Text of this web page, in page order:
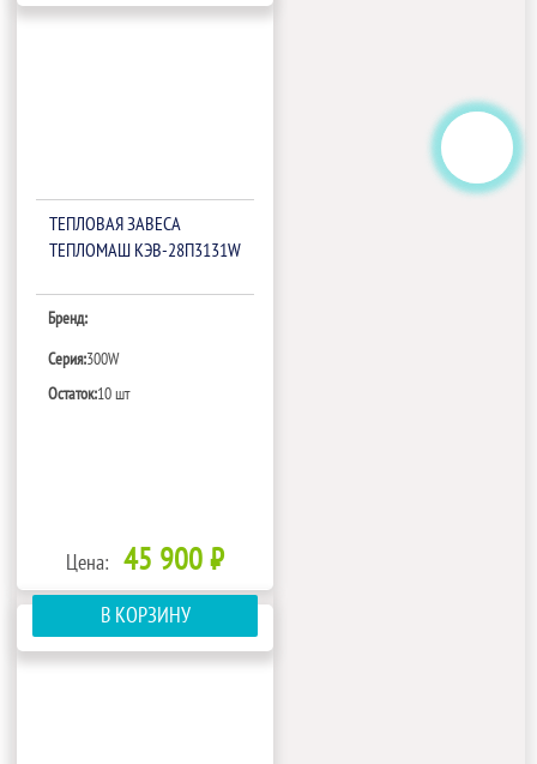
ТЕПЛОВАЯ ЗАВЕСА
ТЕПЛОМАШ КЭВ-28П3131W
Бренд:
Серия:300W
Остаток:10 шт
Цена: 45 900 ₽
В КОРЗИНУ